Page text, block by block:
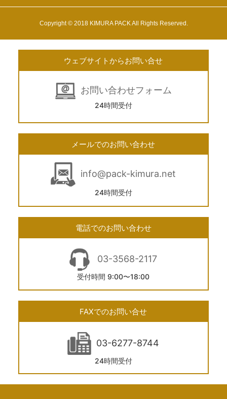
Copyright © 2018 KIMURA PACK All Rights Reserved.
ウェブサイトからお問い合せ
お問い合わせフォーム
24時間受付
メールでのお問い合わせ
info@pack-kimura.net
24時間受付
電話でのお問い合わせ
03-3568-2117
受付時間 9:00〜18:00
FAXでのお問い合せ
03-6277-8744
24時間受付